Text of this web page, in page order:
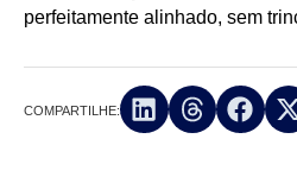
perfeitamente alinhado, sem
COMPARTILHE: